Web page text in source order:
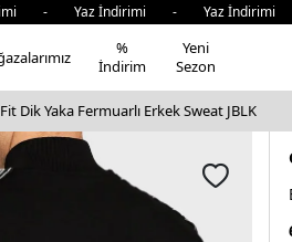
Yaz İndirimi - Yaz
%
İndirim
Yeni
Sezon
Dik Yaka Fermuarlı Erkek Sweat JBLK